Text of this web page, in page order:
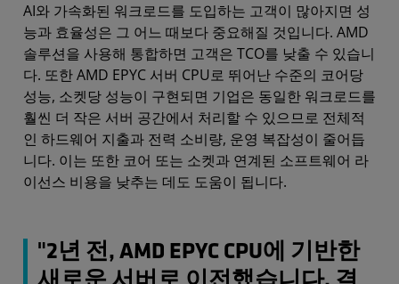
AI와 가속화된 워크로드를 도입하는 고객이 많아지면 성
능과 효율성은 그 어느 때보다 중요해질 것입니다. AMD
솔루션을 사용해 통합하면 고객은 TCO를 낮출 수 있습니
다. 또한 AMD EPYC 서버 CPU로 뛰어난 수준의 코어당
성능, 소켓당 성능이 구현되면 기업은 동일한 워크로드를
훨씬 더 작은 서버 공간에서 처리할 수 있으므로 전체적
인 하드웨어 지출과 전력 소비량, 운영 복잡성이 줄어듭
니다. 이는 또한 코어 또는 소켓과 연계된 소프트웨어 라
이선스 비용을 낮추는 데도 도움이 됩니다.
"2년 전, AMD EPYC CPU에 기반한